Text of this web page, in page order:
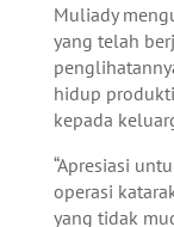
Muliady
yang telah
hidup
kepada
“Apresiasi
operasi
yang tidak